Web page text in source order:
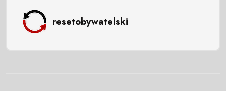
resetobywatelski